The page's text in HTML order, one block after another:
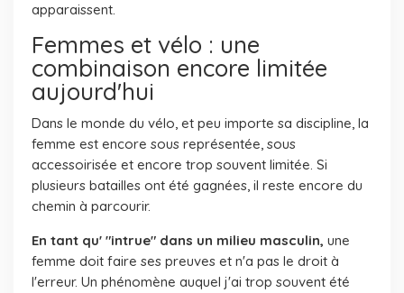
apparaissent.
Femmes et vélo : une
combinaison encore limitée
aujourd'hui
Dans le monde du vélo, et peu importe sa discipline, la
femme est encore sous représentée, sous
accessoirisée et encore trop souvent limitée. Si
plusieurs batailles ont été gagnées, il reste encore du
chemin à parcourir.
En tant qu' "intrue" dans un milieu masculin, une
femme doit faire ses preuves et n'a pas le droit à
l'erreur. Un phénomène auquel j'ai trop souvent été